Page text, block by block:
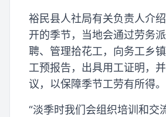
裕民县人社局有关负责人介
开的季节，当地会通过劳务
聘、管理拾花工，向务工乡
工预报告，出具用工证明，
议，以保障季节工劳有所得。
“淡季时我们会组织培训和交